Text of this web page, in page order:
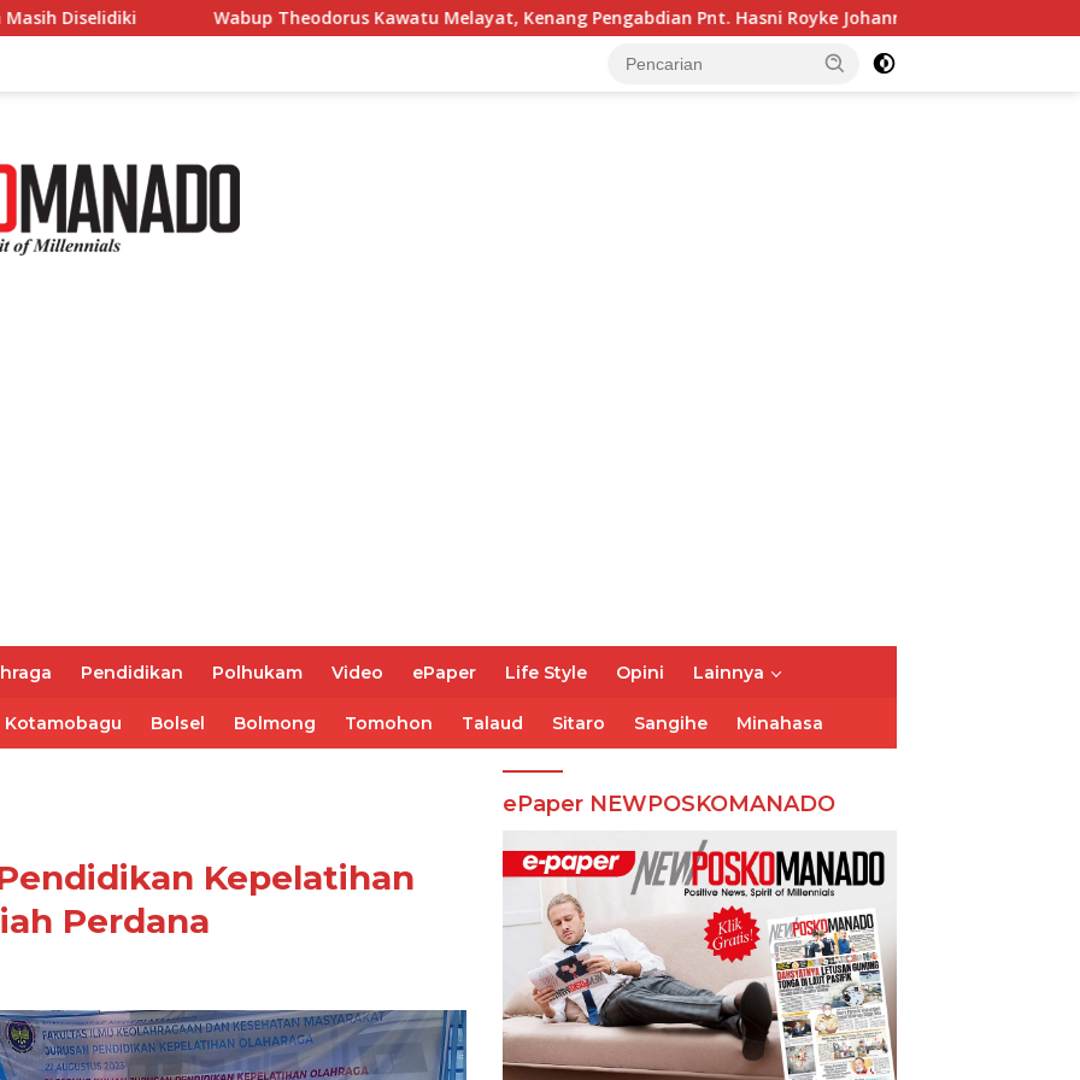
Theodorus Kawatu Melayat, Kenang Pengabdian Pnt. Hasni Royke Johannis Pola sebagai Pahlawan Tanpa Tanda Jasa
Pendidikan Polhukam Video ePaper Life Style Opini Lainnya
Kotamobagu Bolsel Bolmong Tomohon Talaud Sitaro Sangihe Minahasa
Kepelatihan
Perdana
ePaper NEWPOSKOMANADO